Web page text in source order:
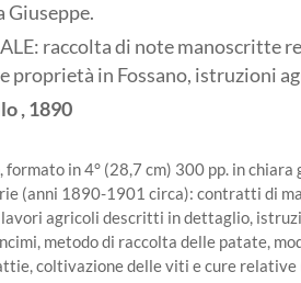
Giuseppe.
raccolta di note manoscritte
proprietà in Fossano, istruzioni
,1890
in 4° (28,7 cm) 300 pp. in
(anni 1890-1901 circa): contratti di
lavori agricoli descritti in dettaglio,
metodo di raccolta delle patate,
coltivazione delle viti e cure